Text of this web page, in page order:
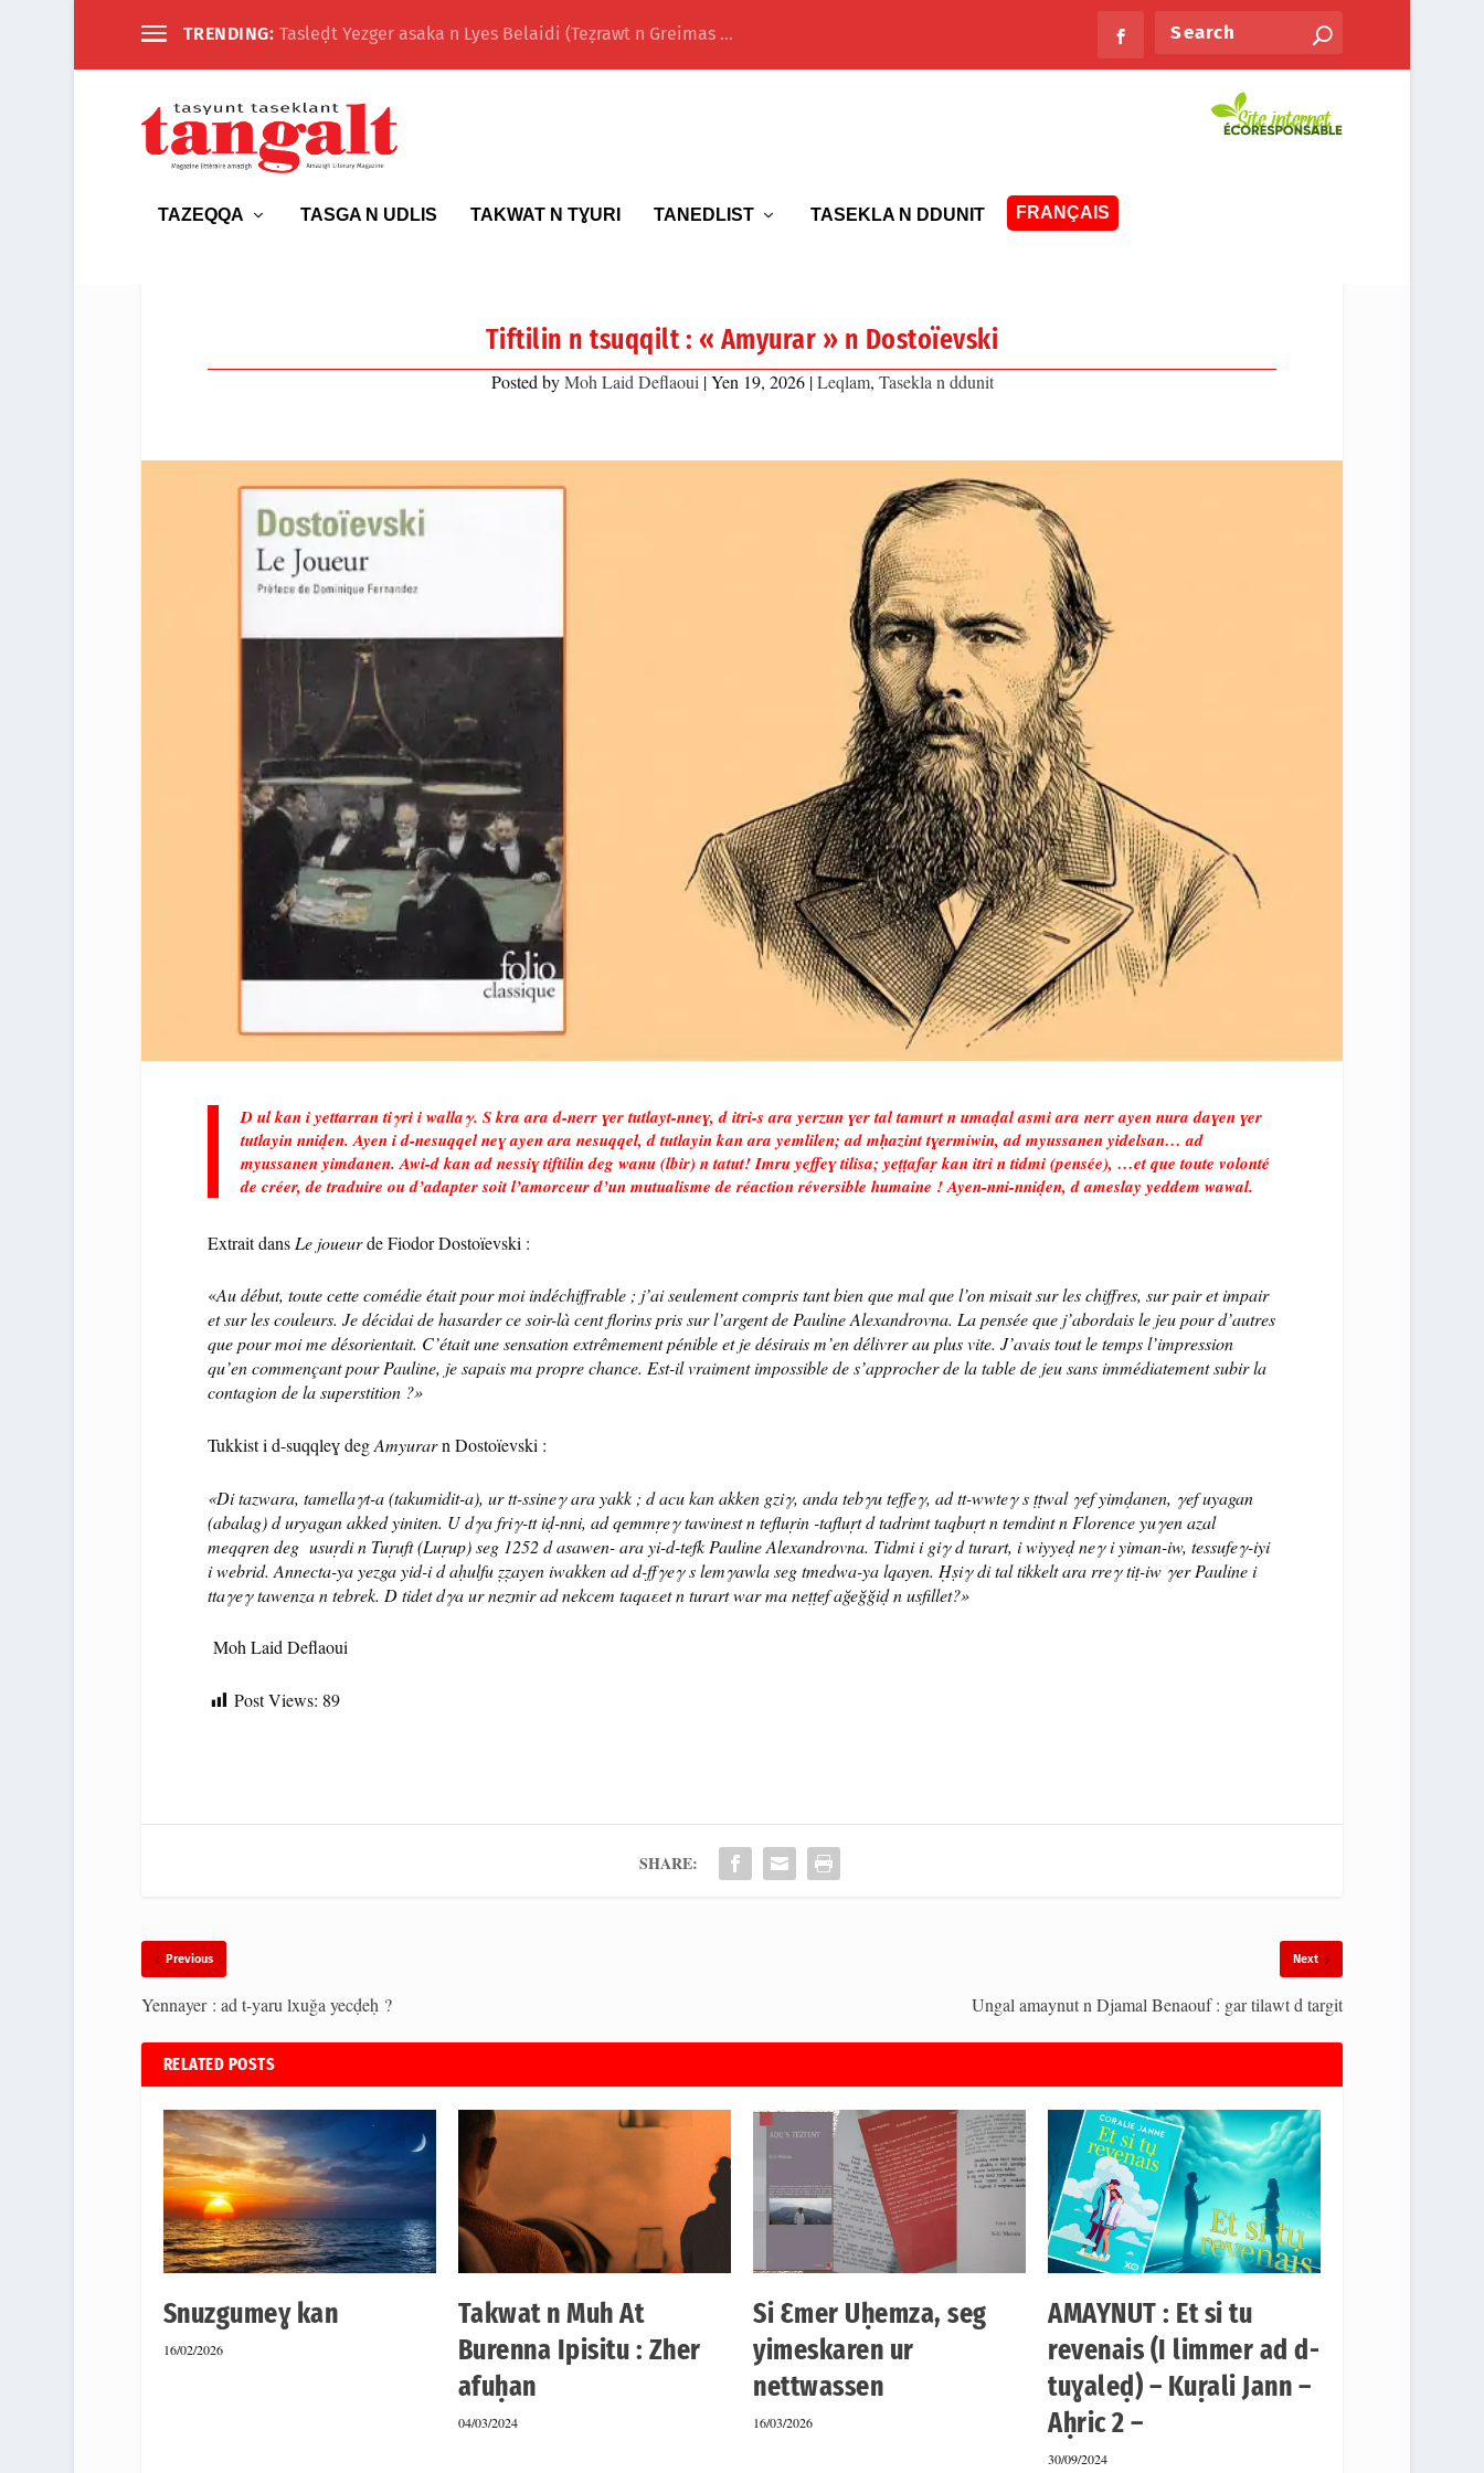
TRENDING: Tasleḍt Yezger asaka n Lyes Belaidi (Teẓrawt n Greimas ...
TAZEQQA TASGA N UDLIS TAKWAT N TƔURI TANEDLIST TASEKLA N DDUNIT FRANÇAIS
Tiftilin n tsuqqilt : « Amyurar » n Dostoïevski
Posted byMoh Laid Deflaoui |Yen 19, 2026|Leqlam, Tasekla n ddunit
D ul kan i yettarran tiγri i wallaγ. S kra ara d-nerr ɣer tutlayt-nneɣ, d itri-s ara yerzun ɣer tal tamurt n umaḍal asmi ara nerr ayen nura daɣen ɣer
tutlayin nniḍen. Ayen i d-nesuqqel neɣ ayen ara nesuqqel, d tutlayin kan ara yemlilen; ad mḥazint tɣermiwin, ad myussanen yidelsan… ad
myussanen yimdanen. Awi-d kan ad nessiɣ tiftilin deg wanu (lbir) n tatut! Imru yeffeɣ tilisa; yeṭṭafaṛ kan itri n tidmi (pensée), …et que toute volonté
de créer, de traduire ou d’adapter soit l’amorceur d’un mutualisme de réaction réversible humaine ! Ayen-nni-nniḍen, d ameslay yeddem wawal.
Extrait dans Le joueurde Fiodor Dostoïevski :
«Au début, toute cette comédie était pour moi indéchiffrable ; j’ai seulement compris tant bien que mal que l’on misait sur les chiffres, sur pair et impair
et sur les couleurs. Je décidai de hasarder ce soir-là cent florins pris sur l’argent de Pauline Alexandrovna. La pensée que j’abordais le jeu pour d’autres
que pour moi me désorientait. C’était une sensation extrêmement pénible et je désirais m’en délivrer au plus vite. J’avais tout le temps l’impression
qu’en commençant pour Pauline, je sapais ma propre chance. Est-il vraiment impossible de s’approcher de la table de jeu sans immédiatement subir la
contagion de la superstition ?»
Tukkist i d-suqqleɣ degAmyurarn Dostoïevski :
«Di tazwara, tamellaγt-a (takumidit-a), ur tt-ssineγ ara yakk ; d acu kan akken gziγ, anda tebγu teffeγ, ad tt-wwteγ s ṭṭwal γef yimḍanen, γef uyagan
(abalag) d uryagan akked yiniten. U dγa friγ-tt iḍ-nni, ad qemmṛeγ tawinest n tefluṛin -tafluṛt d tadrimt taqbuṛt n temdint n Florence yuγen azal
meqqren deg usuṛdi n Tuṛuft (Luṛup) seg 1252 d asawen- ara yi-d-tefk Pauline Alexandrovna. Tidmi i giγ d turart, i wiyyeḍ neγ i yiman-iw, tessufeγ-iyi
i webrid. Annecta-ya yezga yid-i d aḥulfu ẓẓayen iwakken ad d-ffγeγ s lemγawla seg tmedwa-ya lqayen. Ḥṣiγ di tal tikkelt ara rreγ tiṭ-iw γer Pauline i
ttaγeγ tawenza n tebrek. D tidet dγa ur nezmir ad nekcem taqaεet n turart war ma neṭṭef ağeğğiḍ n usfillet?»
Moh Laid Deflaoui
Post Views: 89
SHARE:
Previous
Yennayer : ad t-yaru lxuǧa yecḍeḥ ?
Next
Ungal amaynut n Djamal Benaouf : gar tilawt d targit
RELATED POSTS
Snuzgumeɣ kan
16/02/2026
Takwat n Muh At
Burenna Ipisitu : Zher
afuḥan
04/03/2024
Si Ɛmer Uḥemza, seg
yimeskaren ur
nettwassen
16/03/2026
AMAYNUT : Et si tu
revenais (I limmer ad d-
tuɣaleḍ) – Kuṛali Jann –
Aḥric 2 –
30/09/2024